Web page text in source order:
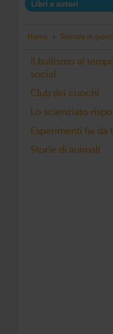
Libri e autori
Home › Scienza in gioco
Il bullismo al
social
Club dei cuochi
Lo scienziato
Esperimenti fai da
Storie di animali